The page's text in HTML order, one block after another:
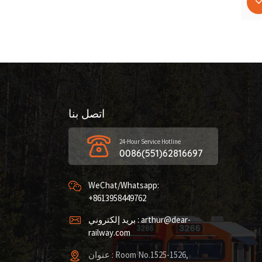
اتصل بنا
24-Hour Service Hotline
0086(551)62816697
WeChat/Whatsapp:
+8613958449762
بريد إلكتروني : arthur@dear-
railway.com
عنوان : Room No.1525-1526,